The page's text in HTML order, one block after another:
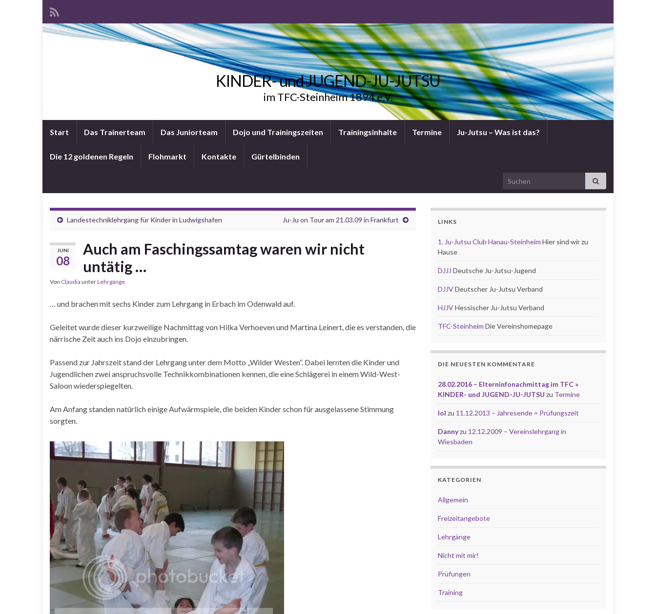
KINDER- und JUGEND-JU-JUTSU
im TFC-Steinheim 1894 e.V.
Start Das Trainerteam Das Juniorteam Dojo und Trainingszeiten Trainingsinhalte Termine Ju-Jutsu – Was ist das?
Die 12 goldenen Regeln Flohmarkt Kontakte Gürtelbinden
Search for:
Landestechniklehrgang für Kinder in Ludwigshafen Ju-Ju on Tour am 21.03.09 in Frankfurt
JUNI
08
Auch am Faschingssamtag waren wir nicht
untätig …
Von Claudia unterLehrgänge
… und brachen mit sechs Kinder zum Lehrgang in Erbach im Odenwald auf.
Geleitet wurde dieser kurzweilige Nachmittag von Hilka Verhoeven und Martina Leinert, die es verstanden, die
närrische Zeit auch ins Dojo einzubringen.
Passend zur Jahrszeit stand der Lehrgang unter dem Motto „Wilder Westen“. Dabei lernten die Kinder und
Jugendlichen zwei anspruchsvolle Technikkombinationen kennen, die eine Schlägerei in einem Wild-West-
Saloon wiederspiegelten.
Am Anfang standen natürlich einige Aufwärmspiele, die beiden Kinder schon für ausgelassene Stimmung
sorgten.
LINKS
1. Ju-Jutsu Club Hanau-Steinheim Hier sind wir zu
Hause
DJJJ Deutsche Ju-Jutsu-Jugend
DJJVDeutscher Ju-Jutsu Verband
HJJVHessischer Ju-Jutsu Verband
TFC-Steinheim Die Vereinshomepage
DIE NEUESTEN KOMMENTARE
28.02.2016 – Elterninfonachmittag im TFC »
KINDER- und JUGEND-JU-JUTSU zu Termine
lol zu 11.12.2013 – Jahresende = Prüfungszeit
Dannyzu 12.12.2009 – Vereinslehrgang in
Wiesbaden
KATEGORIEN
Allgemein
Freizeitangebote
Lehrgänge
Nicht mit mir!
Prüfungen
Training